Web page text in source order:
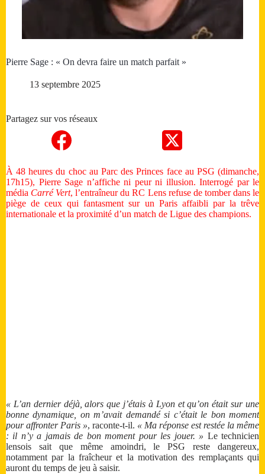
Pierre Sage : « On devra faire un match parfait »
13 septembre 2025
Partagez sur vos réseaux
À 48 heures du choc au Parc des Princes face au PSG (dimanche,
17h15), Pierre Sage n’affiche ni peur ni illusion. Interrogé par le
média Carré Vert, l’entraîneur du RC Lens refuse de tomber dans le
piège de ceux qui fantasment sur un Paris affaibli par la trêve
internationale et la proximité d’un match de Ligue des champions.
« L’an dernier déjà, alors que j’étais à Lyon et qu’on était sur une
bonne dynamique, on m’avait demandé si c’était le bon moment
pour affronter Paris », raconte-t-il. « Ma réponse est restée la même
: il n’y a jamais de bon moment pour les jouer. » Le technicien
lensois sait que même amoindri, le PSG reste dangereux,
notamment par la fraîcheur et la motivation des remplaçants qui
auront du temps de jeu à saisir.